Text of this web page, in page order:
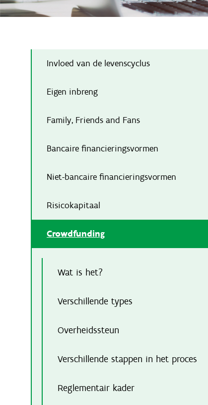
Invloed van de levenscyclus
Eigen inbreng
Family, Friends and Fans
Bancaire financieringsvormen
Niet-bancaire financieringsvormen
Risicokapitaal
Crowdfunding
Wat is het?
Verschillende types
Overheidssteun
Verschillende stappen in het proces
Reglementair kader